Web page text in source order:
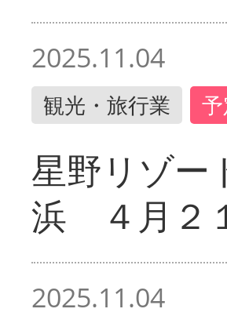
2025.11.04
観光・旅行業
星野リゾ
浜 ４月２
2025.11.04